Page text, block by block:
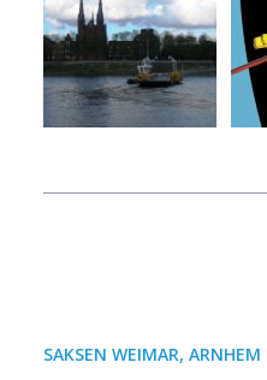
SAKSEN WEIMAR, ARNHEM